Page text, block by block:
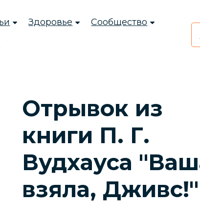
Здоровье Сообщество
Отрывок из
книги П. Г.
Вудхауса
взяла, Дживс!"